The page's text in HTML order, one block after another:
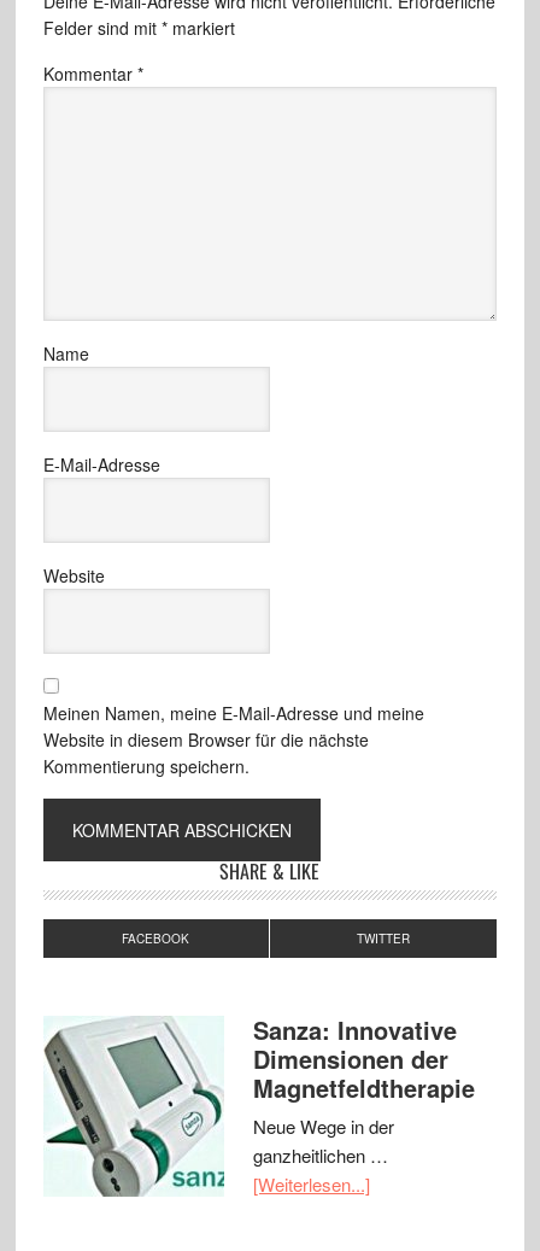
Felder sind mit *markiert
Kommentar *
Name
E-Mail-Adresse
Website
Meinen Namen, meine E-Mail-Adresse und meine
Website in diesem Browser für die nächste
Kommentierung speichern.
SHARE & LIKE
FACEBOOK TWITTER
Sanza: Innovative
Dimensionen der
Magnetfeldtherapie
Neue Wege in der
ganzheitlichen …
[Weiterlesen...]